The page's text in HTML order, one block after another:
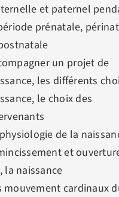
et paternel
prénatale,
un projet de
les différents
le choix des
de la
et
la naissance
mouvement cardinaux